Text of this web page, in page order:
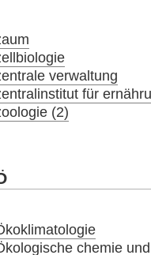
verwaltung
für
(2)
chemie